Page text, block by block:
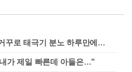
꾸로 태극기 분노 하루만에…
가 제일 빠른데 아들은…"